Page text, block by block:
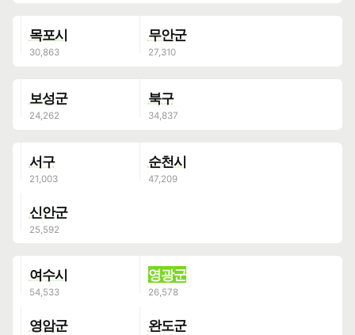
목포시 무안군
보성군 북구
서구 순천시
신안군
여수시 영광군
영암군 완도군